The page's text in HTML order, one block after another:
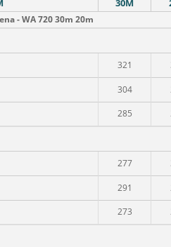
30M
- WA 720 30m 20m
321
304
285
277
291
273